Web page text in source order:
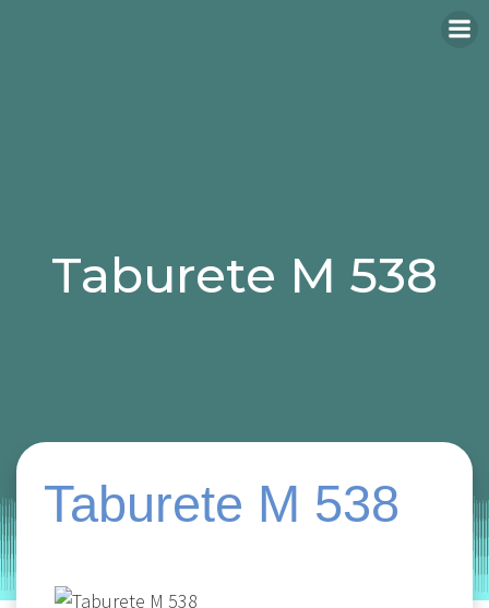
Taburete M 538
Entorno | enero 16, 2020
Taburete M 538